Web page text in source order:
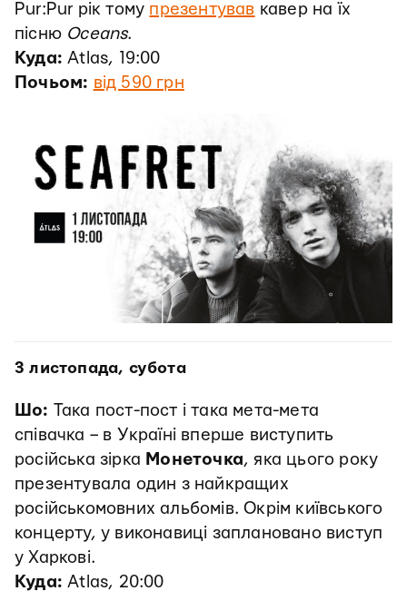
Pur:Pur рік тому презентував кавер на їх
пісню Oceans.
Куда:Atlas, 19:00
Почьом: від 590 грн
3 листопада, субота
Шо: Така пост-пост і така мета-мета
співачка – в Україні вперше виступить
російська зірка Монеточка, яка цього року
презентувала один з найкращих
російськомовних альбомів. Окрім київського
концерту, у виконавиці заплановано виступ
у Харкові.
Куда:Atlas, 20:00